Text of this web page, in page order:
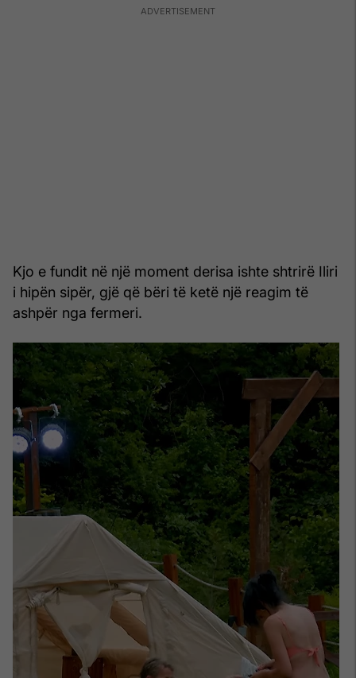
Kjo e fundit në një moment derisa ishte shtrirë Iliri
i hipën sipër, gjë që bëri të ketë një reagim të
ashpër nga fermeri.